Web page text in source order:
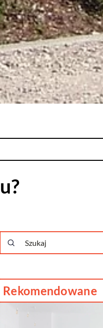
Rekomendowane